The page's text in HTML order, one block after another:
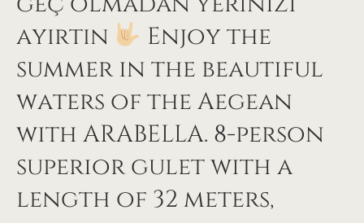
ayırtın
Enjoy the
summer in the beautiful
waters of the Aegean
with ARABELLA. 8-person
superior gulet with a
length of 32 meters,